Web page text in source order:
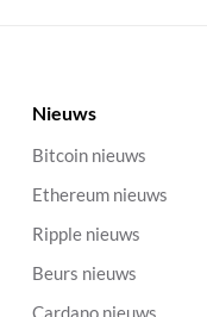
Nieuws
Bitcoin nieuws
Ethereum nieuws
Ripple nieuws
Beurs nieuws
Cardano nieuws